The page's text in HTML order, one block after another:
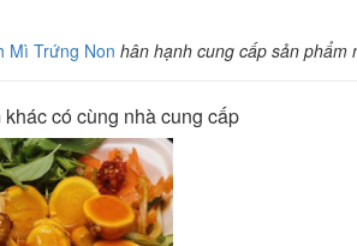
Mì Trứng Non hân hạnh cung cấp sản phẩm
có cùng nhà cung cấp